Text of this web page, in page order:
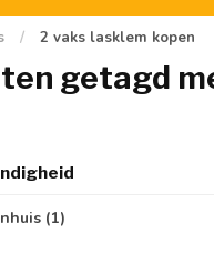
/ 2 vaks lasklem kopen
getagd
(1)